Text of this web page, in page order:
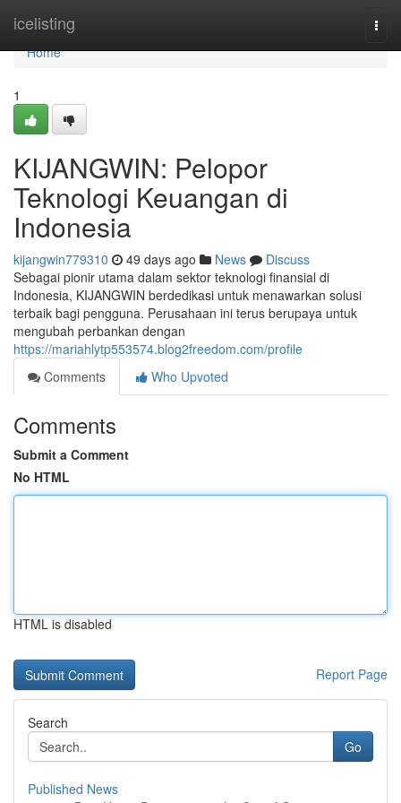
icelisting
Home
Home
1
KIJANGWIN: Pelopor
Teknologi Keuangan di
Indonesia
kijangwin779310 49 days ago News
Discuss
Sebagai pionir utama dalam sektor teknologi finansial di
Indonesia, KIJANGWIN berdedikasi untuk menawarkan solusi
terbaik bagi pengguna. Perusahaan ini terus berupaya untuk
mengubah perbankan dengan
https://mariahlytp553574.blog2freedom.com/profile
Comments
Who Upvoted
Comments
Submit a Comment
No HTML
HTML is disabled
Report Page
Search
Go
Published News